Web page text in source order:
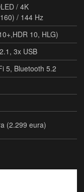
/ 4K
/ 144 Hz
10, HLG)
3x USB
5, Bluetooth 5.2
(2.299 eura)